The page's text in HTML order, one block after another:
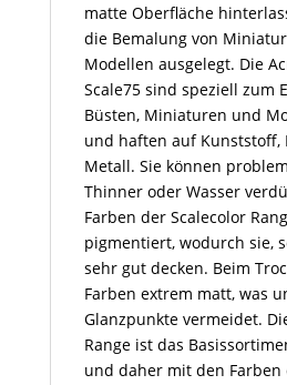
matte Oberfläche
die Bemalung von
Modellen ausgelegt. Die
Scale75 sind speziell zum
Büsten, Miniaturen und
und haften auf Kunststoff,
Metall. Sie können
Thinner oder Wasser
Farben der Scalecolor
pigmentiert, wodurch sie,
sehr gut decken. Beim
Farben extrem matt, was
Glanzpunkte vermeidet.
Range ist das
und daher mit den Farben